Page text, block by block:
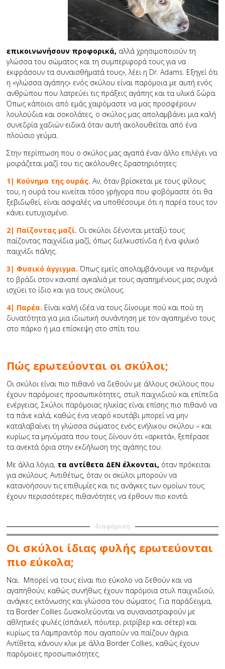
επικοινωνήσουν προφορικά, αλλά χρησιμοποιούν τη
γλώσσα του σώματος και τη συμπεριφορά τους για να
εκφράσουν τα συναισθήματά τους», λέει η Dr. Adams. Εξηγεί ότι
η «γλώσσα αγάπης» ενός σκύλου είναι παρόμοια με αυτή ενός
ανθρώπου που λατρεύει τις πράξεις αγάπης και τα υλικά δώρα.
Όπως κάποιοι από εμάς χαιρόμαστε να μας προσφέρουν
λουλούδια και σοκολάτες, ο σκύλος μας απολαμβάνει μια καλή
συνεδρία χαδιών ειδικά όταν αυτή ακολουθείται από ένα
πλούσιο γεύμα.
Στην περίπτωση που ο σκύλος μας αγαπά έναν άλλο επιλέγει να
μοιράζεται μαζί του τις ακόλουθες δραστηριότητες:
1| Κούνημα της ουράς. Αν, όταν βρίσκεται με τους φίλους
του, η ουρά του κινείται τόσο γρήγορα που φοβόμαστε ότι θα
ξεβιδωθεί, είναι ασφαλές να υποθέσουμε ότι η παρέα τους τον
κάνει ευτυχισμένο.
2| Παίζοντας μαζί. Οι σκύλοι δένονται μεταξύ τους
παίζοντας παιχνίδια μαζί, όπως διελκυστίνδα ή ένα φιλικό
παιχνίδι πάλης.
3| Φυσικό άγγιγμα. Όπως εμείς απολαμβάνουμε να περνάμε
το βράδι στον καναπέ αγκαλιά με τους αγαπημένους μας συχνά
ισχύει το ίδιο και για τους σκύλους.
4| Παρέα. Είναι καλή ιδέα να τους δίνουμε πού και πού τη
δυνατότητα για μια ιδιωτική συνάντηση με τον αγαπημένο τους
στο πάρκο ή μια επίσκεψη στο σπίτι του.
Πώς ερωτεύονται οι σκύλοι;
Οι σκύλοι είναι πιο πιθανό να δεθούν με άλλους σκύλους που
έχουν παρόμοιες προσωπικότητες, στυλ παιχνιδιού και επίπεδα
ενέργειας. Σκύλοι παρόμοιας ηλικίας είναι επίσης πιο πιθανό να
τα πάνε καλά, καθώς ένα νεαρό κουτάβι μπορεί να μην
καταλαβαίνει τη γλώσσα σώματος ενός ενήλικου σκύλου – και
κυρίως τα μηνύματα που τους δίνουν ότι «αρκετά», ξεπέρασε
τα ανεκτά όρια στην εκδήλωση της αγάπης του.
Με άλλα λόγια, τα αντίθετα ΔΕΝ έλκονται, όταν πρόκειται
για σκύλους. Αντιθέτως, όταν οι σκύλοι μπορούν να
κατανοήσουν τις επιθυμίες και τις ανάγκες των ομοίων τους
έχουν περισσότερες πιθανότητες να έρθουν πιο κοντά.
διαφήμιση
Οι σκύλοι ίδιας φυλής ερωτεύονται
πιο εύκολα;
Ναι. Μπορεί να τους είναι πιο εύκολο να δεθούν και να
αγαπηθούν, καθώς συνήθως έχουν παρόμοια στυλ παιχνιδιού,
ανάγκες εκτόνωσης και γλώσσα του σώματος. Για παράδειγμα,
τα Border Collies δυσκολεύονται να συναναστραφούν με
αθλητικές φυλές (σπάνιελ, πόιντερ, ριτρίβερ και σέτερ) και
κυρίως τα Λαμπραντόρ που αγαπούν να παίζουν άγρια.
Αντίθετα, κάνουν κλικ με άλλα Border Collies, καθώς έχουν
παρόμοιες προσωπικότητες.